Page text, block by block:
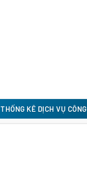
THỐNG KÊ DỊCH VỤ CÔNG